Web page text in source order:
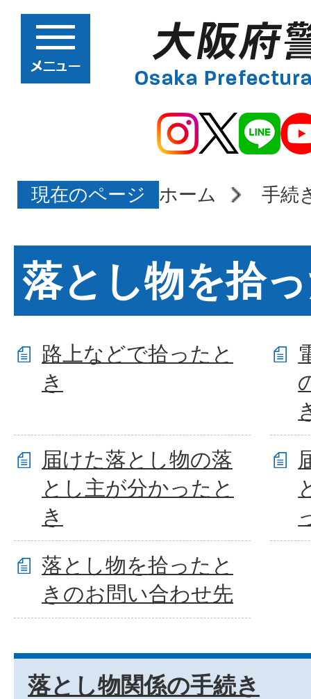
現在のページ ホーム 手続
落とし物を拾
路上などで拾ったと
き
届けた落とし物の落
とし主が分かったと
き
落とし物を拾ったと
きのお問い合わせ先
落とし物関係の手続き